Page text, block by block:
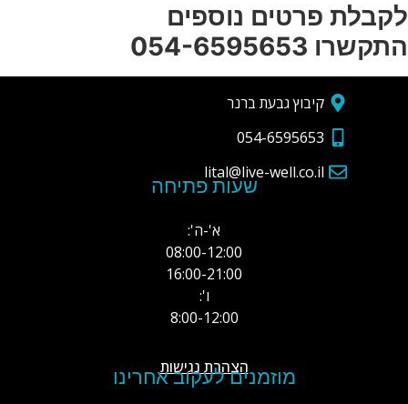
לקבלת פרטים נוספים
התקשרו 054-6595653
קיבוץ גבעת ברנר
054-6595653
lital@live-well.co.il
שעות פתיחה
א'-ה':
08:00-12:00
16:00-21:00
ו':
8:00-12:00
הצהרת נגישות
מוזמנים לעקוב אחרינו